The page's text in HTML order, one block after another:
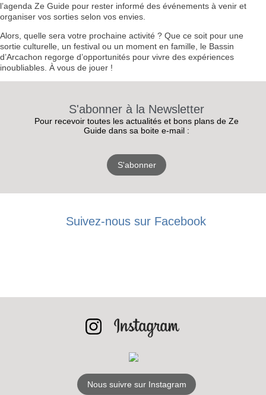
RECEVEZ
LES
l’agenda Ze Guide pour rester informé des événements à venir et
organiser vos sorties selon vos envies.
Alors, quelle sera votre prochaine activité ? Que ce soit pour une
sortie culturelle, un festival ou un moment en famille, le Bassin
d’Arcachon regorge d’opportunités pour vivre des expériences
inoubliables. À vous de jouer !
S'abonner à la Newsletter
Pour recevoir toutes les actualités et bons plans de Ze
Guide dans sa boite e-mail :
S'abonner
Suivez-nous sur Facebook
Nous suivre sur Instagram